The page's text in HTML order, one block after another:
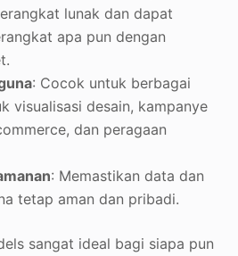
lunak dan dapat
apa pun dengan
: Cocok untuk berbagai
visualisasi desain, kampanye
dan peragaan
: Memastikan data dan
tetap aman dan pribadi.
sangat ideal bagi siapa pun